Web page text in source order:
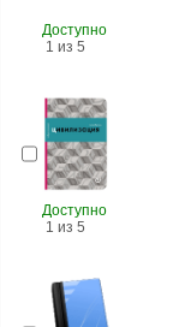
Доступно
1 из 5
Доступно
1 из 5